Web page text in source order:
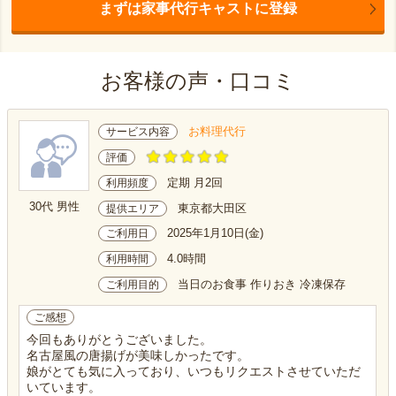
まずは家事代行キャストに登録
お客様の声・口コミ
30代 男性
サービス内容 お料理代行
評価
利用頻度 定期 月2回
提供エリア 東京都大田区
ご利用日 2025年1月10日(金)
利用時間 4.0時間
ご利用目的 当日のお食事 作りおき 冷凍保存
ご感想
今回もありがとうございました。
名古屋風の唐揚げが美味しかったです。
娘がとても気に入っており、いつもリクエストさせていただ
いています。